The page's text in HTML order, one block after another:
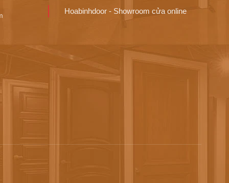
Hoabinhdoor - Showroom cửa online